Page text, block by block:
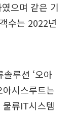
으며 같은 기
수는 2022년
루션 ‘오아
시스루트는
류IT시스템